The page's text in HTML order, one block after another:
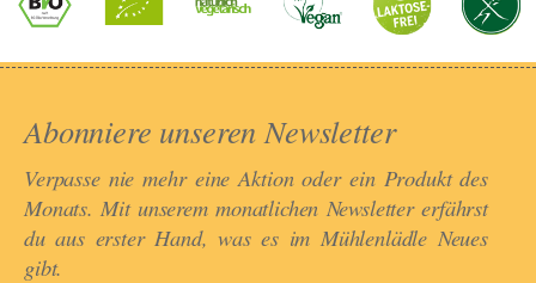
Abonniere unseren Newsletter​
Verpasse nie mehr eine Aktion oder ein Produkt des
Monats. Mit unserem monatlichen Newsletter erfährst
du aus erster Hand, was es im Mühlenlädle Neues
gibt.​